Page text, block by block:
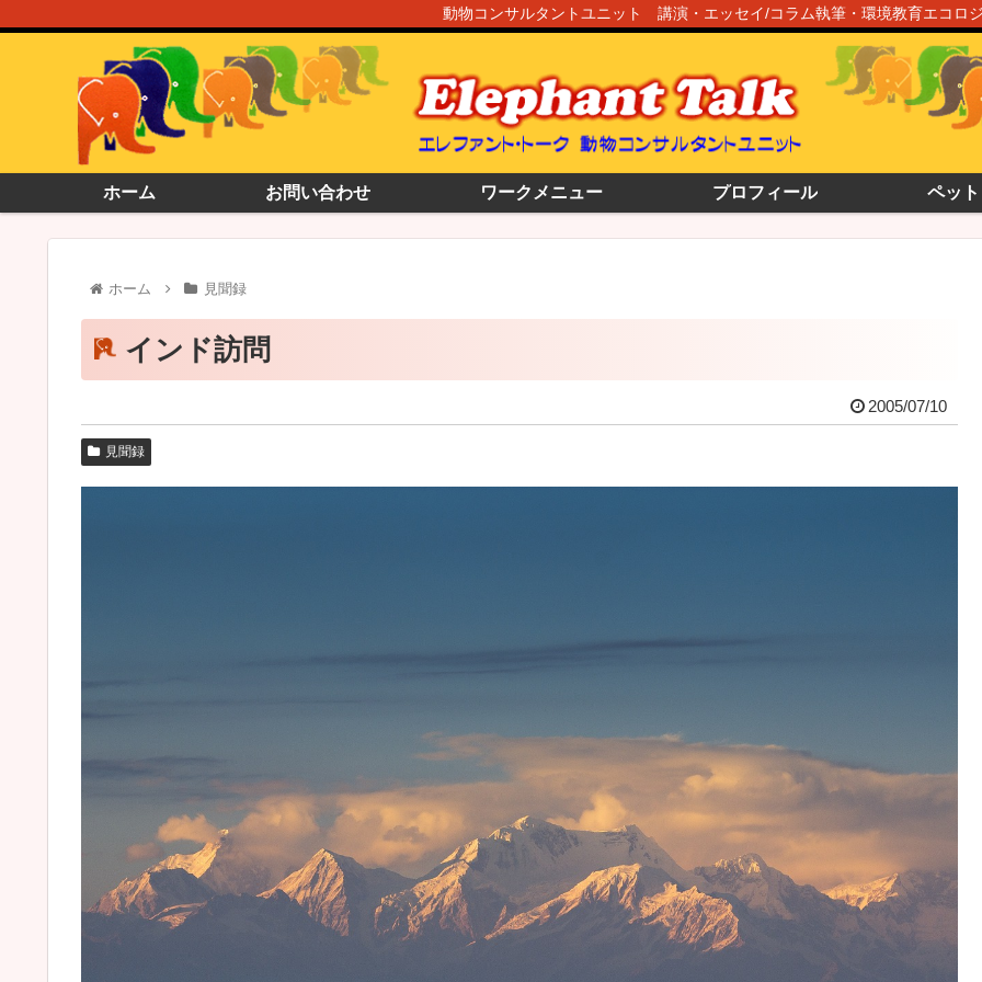
動物コンサルタントユニット 講演・エッセイ/コラム執筆・環境教育エコロ
ホーム お問い合わせ ワークメニュー プロフィール ペッ
ホーム 見聞録
インド訪問
2005/07/10
見聞録